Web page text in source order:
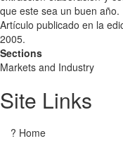
que este sea un buen año.
Artículo publicado en la
2005.
Sections
Markets and Industry
Site Links
? Home